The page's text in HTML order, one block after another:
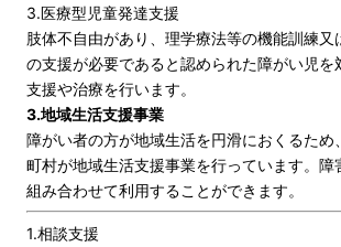
3.医療型児童発達支援
肢体不自由があり、理学療法等の機能訓練又
の支援が必要であると認められた障がい児を
支援や治療を行います。
3.地域生活支援事業
障がい者の方が地域生活を円滑におくるため
町村が地域生活支援事業を行っています。障
組み合わせて利用することができます。
1.相談支援